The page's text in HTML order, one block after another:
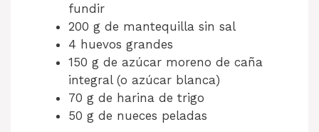
fundir
200 g de mantequilla sin sal
4 huevos grandes
150 g de azúcar moreno de caña
integral (o azúcar blanca)
70 g de harina de trigo
50 g de nueces peladas